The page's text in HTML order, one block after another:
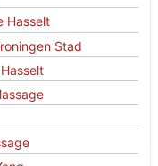
Hasselt
Stad